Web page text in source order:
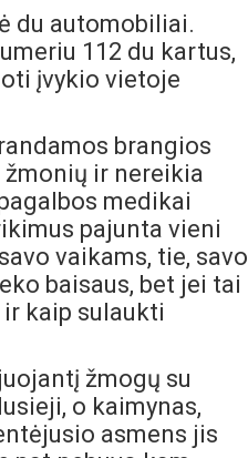
du automobiliai.
112 du kartus,
įvykio vietoje
brangios
ir nereikia
medikai
pajunta vieni
vaikams, tie, savo
baisaus, bet jei tai
kaip sulaukti
žmogų su
o kaimynas,
asmens jis